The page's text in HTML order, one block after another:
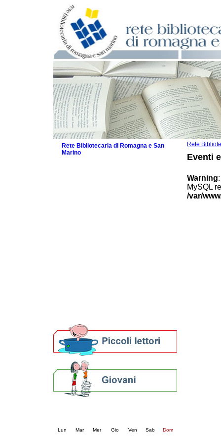
Rete
Eventi
Warning
MySQL
/var/
Rete Bibliotecaria di Romagna e San
Marino
Lun Mar Mer Gio Ven Sab
Dom